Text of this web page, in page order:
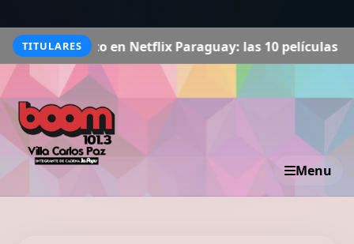
TITULARES
en Netflix Paraguay: las 10 películas más exitosas
Menu